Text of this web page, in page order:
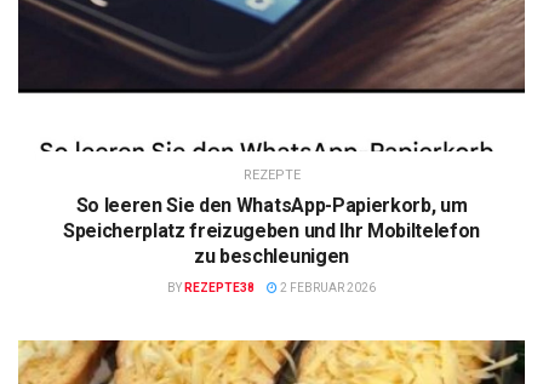
REZEPTE
So leeren Sie den WhatsApp-Papierkorb, um
Speicherplatz freizugeben und Ihr Mobiltelefon
zu beschleunigen
BY REZEPTE38 2 FEBRUAR 2026